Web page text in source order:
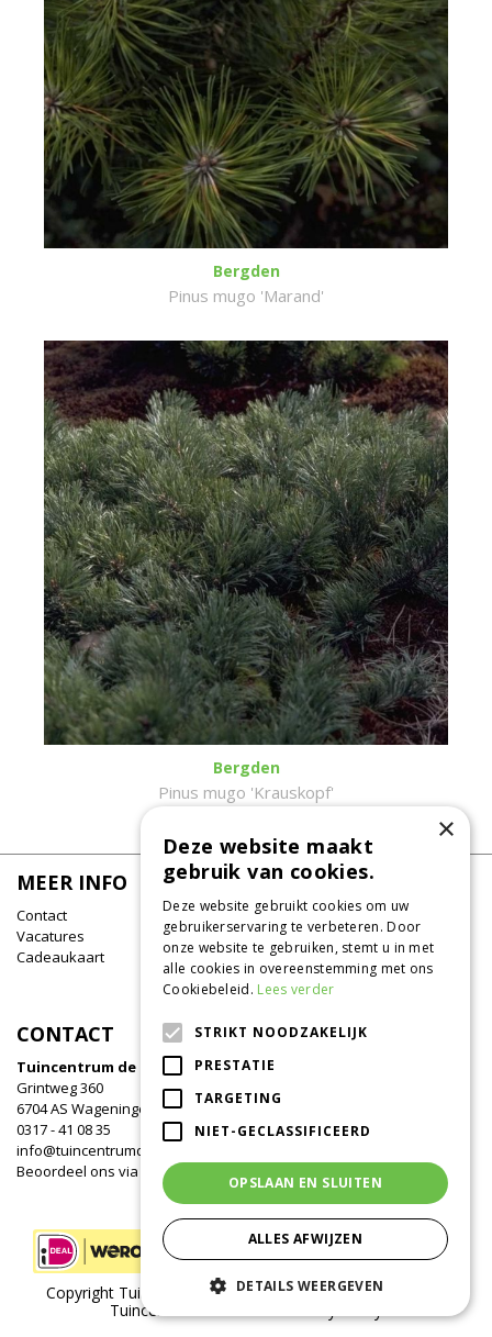
Bergden
Pinus mugo 'Marand'
Bergden
Pinus mugo 'Krauskopf'
MEER INFO
Contact
Vacatures
Cadeaukaart
CONTACT
Tuincentrum de Oude Tol
Grintweg 360
6704 AS Wageningen
0317 - 41 08 35
info@tuincentrumdeoudetol.nl
Beoordeel ons via
Google
Copyright Tuincentrum de Oude Tol /Green Solutions
Tuincentrum Overzicht
×
Deze website maakt
gebruik van cookies.
Deze website gebruikt cookies om uw
gebruikerservaring te verbeteren. Door
onze website te gebruiken, stemt u in met
alle cookies in overeenstemming met ons
Cookiebeleid. Lees verder
STRIKT NOODZAKELIJK
PRESTATIE
TARGETING
NIET-GECLASSIFICEERD
OPSLAAN EN SLUITEN
ALLES AFWIJZEN
DETAILS WEERGEVEN